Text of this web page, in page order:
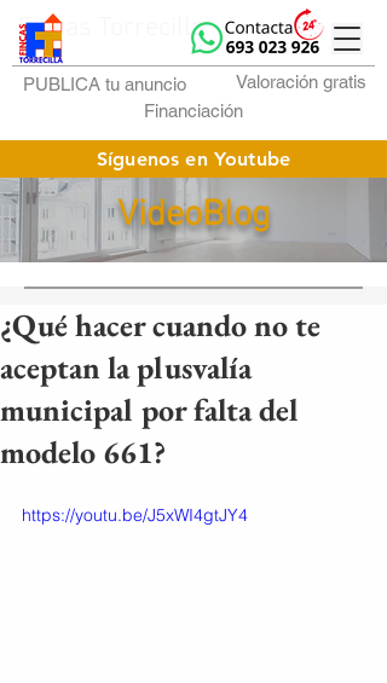
Fincas Torrecilla
PUBLICA tu anuncio
Valoración gratis
Financiación
Síguenos en Youtube
VideoBlog
¿Qué hacer cuando no te
aceptan la plusvalía
municipal por falta del
modelo 661?
https://youtu.be/J5xWI4gtJY4